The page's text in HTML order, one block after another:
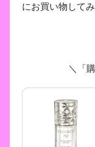
にお買い物してみ
＼「